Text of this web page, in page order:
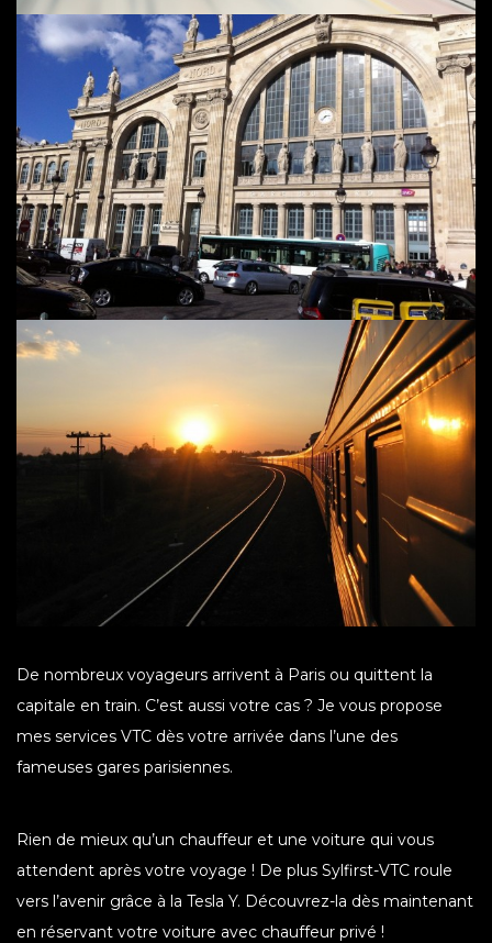
De nombreux voyageurs arrivent à Paris ou quittent la
capitale en train. C’est aussi votre cas ? Je vous propose
mes services VTC dès votre arrivée dans l’une des
fameuses gares parisiennes.
Rien de mieux qu’un chauffeur et une voiture qui vous
attendent après votre voyage ! De plus Sylfirst-VTC roule
vers l’avenir grâce à la Tesla Y. Découvrez-la dès maintenant
en réservant votre voiture avec chauffeur privé !